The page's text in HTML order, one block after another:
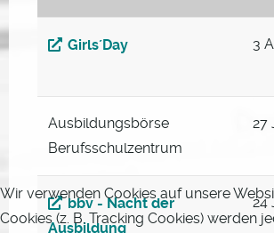
Girls´Day 3
Ausbildungsbörse
Berufsschulzentrum
27
bbv - Nacht der
Ausbildung
24
Wir verwenden Cookies auf unsere
Cookies (z. B. Tracking Cookies) werden